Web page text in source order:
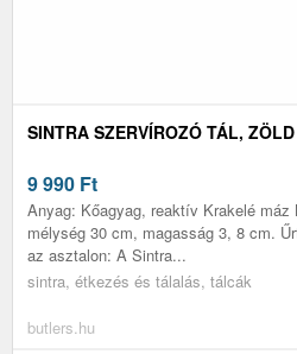
SINTRA SZERVÍROZÓ TÁL, ZÖLD
9 990 Ft
Anyag: Kőagyag, reaktív Krakelé
mélység 30 cm, magasság 3, 8 cm.
az asztalon: A Sintra...
sintra, étkezés és tálalás, tálcák
butlers.hu